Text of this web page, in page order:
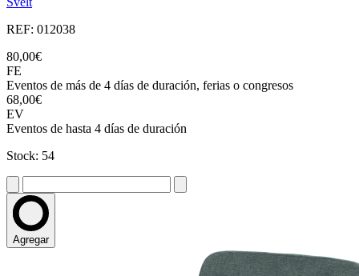
REF: 012038
80,00€
FE
Eventos de más de 4 días de duración, ferias o congresos
68,00€
EV
Eventos de hasta 4 días de duración
Stock: 54
Agregar